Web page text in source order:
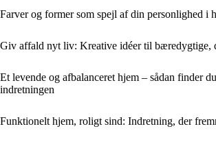
Farver og former som spejl af din personlighed i
Giv affald nyt liv: Kreative idéer til bæredygtige,
Et levende og afbalanceret hjem – sådan finder
indretningen
Funktionelt hjem, roligt sind: Indretning, der